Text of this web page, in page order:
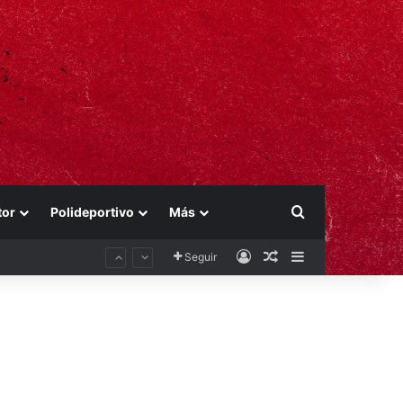
Polideportivo Más Buscar por
Seguir AccesoPublicación al
Barra lateral